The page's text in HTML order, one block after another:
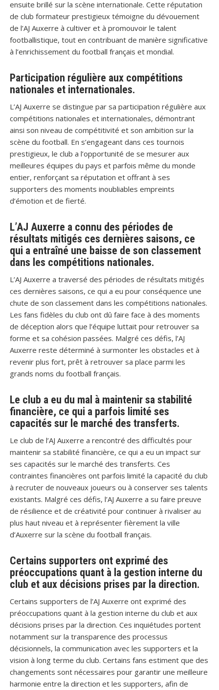
ensuite brillé sur la scène internationale. Cette réputation
de club formateur prestigieux témoigne du dévouement
de l’AJ Auxerre à cultiver et à promouvoir le talent
footballistique, tout en contribuant de manière significative
à l’enrichissement du football français et mondial.
Participation régulière aux compétitions
nationales et internationales.
L’AJ Auxerre se distingue par sa participation régulière aux
compétitions nationales et internationales, démontrant
ainsi son niveau de compétitivité et son ambition sur la
scène du football. En s’engageant dans ces tournois
prestigieux, le club a l’opportunité de se mesurer aux
meilleures équipes du pays et parfois même du monde
entier, renforçant sa réputation et offrant à ses
supporters des moments inoubliables empreints
d’émotion et de fierté.
L’AJ Auxerre a connu des périodes de
résultats mitigés ces dernières saisons, ce
qui a entraîné une baisse de son classement
dans les compétitions nationales.
L’AJ Auxerre a traversé des périodes de résultats mitigés
ces dernières saisons, ce qui a eu pour conséquence une
chute de son classement dans les compétitions nationales.
Les fans fidèles du club ont dû faire face à des moments
de déception alors que l’équipe luttait pour retrouver sa
forme et sa cohésion passées. Malgré ces défis, l’AJ
Auxerre reste déterminé à surmonter les obstacles et à
revenir plus fort, prêt à retrouver sa place parmi les
grands noms du football français.
Le club a eu du mal à maintenir sa stabilité
financière, ce qui a parfois limité ses
capacités sur le marché des transferts.
Le club de l’AJ Auxerre a rencontré des difficultés pour
maintenir sa stabilité financière, ce qui a eu un impact sur
ses capacités sur le marché des transferts. Ces
contraintes financières ont parfois limité la capacité du club
à recruter de nouveaux joueurs ou à conserver ses talents
existants. Malgré ces défis, l’AJ Auxerre a su faire preuve
de résilience et de créativité pour continuer à rivaliser au
plus haut niveau et à représenter fièrement la ville
d’Auxerre sur la scène du football français.
Certains supporters ont exprimé des
préoccupations quant à la gestion interne du
club et aux décisions prises par la direction.
Certains supporters de l’AJ Auxerre ont exprimé des
préoccupations quant à la gestion interne du club et aux
décisions prises par la direction. Ces inquiétudes portent
notamment sur la transparence des processus
décisionnels, la communication avec les supporters et la
vision à long terme du club. Certains fans estiment que des
changements sont nécessaires pour garantir une meilleure
harmonie entre la direction et les supporters, afin de